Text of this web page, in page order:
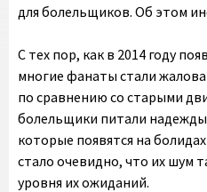
для болельщиков. Об этом
С тех пор, как в 2014 году
многие фанаты стали
по сравнению со старыми
болельщики питали
которые появятся на
стало очевидно, что их шум
уровня их ожиданий.